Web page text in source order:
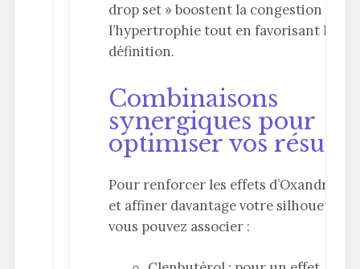
drop set » boostent la congestion et
l’hypertrophie tout en favorisant la
définition.
Combinaisons
synergiques pour
optimiser vos
Pour renforcer les effets
et affiner davantage votre silhouette,
vous pouvez associer :